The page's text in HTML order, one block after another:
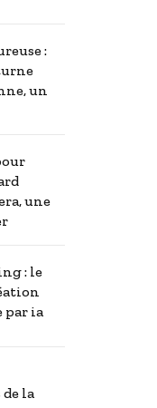
:
un
une
: le
par ia
la